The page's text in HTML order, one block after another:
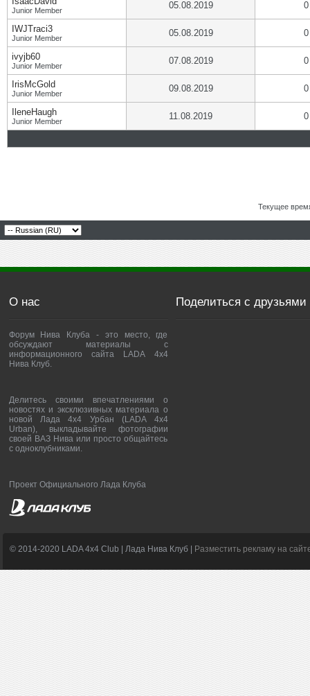
Junior Member 05.08.2019 0
IWJTraci3
Junior Member 05.08.2019 0
ivyjb60
Junior Member 07.08.2019 0
IrisMcGold
Junior Member 09.08.2019 0
IleneHaugh
Junior Member 11.08.2019 0
Текущее
О нас
Форум Нива Клуба - это место, где
обсуждают материалы с
информационного сайта LADA 4x4
Нива Клуб.
Делитесь своими впечатлениями о
новостях и эксклюзивных материала о
новой Лада 4х4 Урбан (LADA 4x4
Urban), выкладывайте фотографии
своей ВАЗ Нива или просто общайтесь
с одноклубниками.
Проект Официального Лада Клуба
Поделиться с друзьями
© 2014-2020 LADA 4x4 Club | Лада Нива Клуб | Разместить рекламу на